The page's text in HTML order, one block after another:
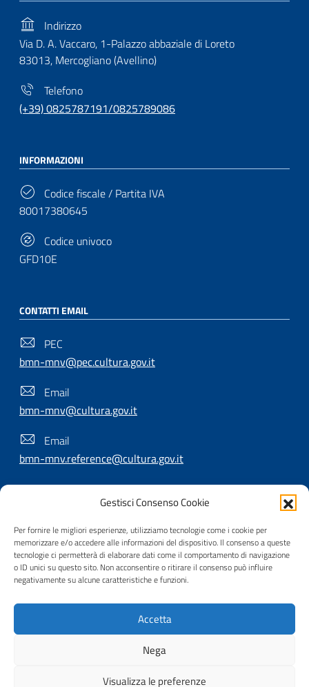
Gestisci Consenso Cookie
Per fornire le migliori esperienze, utilizziamo tecnologie come i cookie per
memorizzare e/o accedere alle informazioni del dispositivo. Il consenso a queste
tecnologie ci permetterà di elaborare dati come il comportamento di navigazione
o ID unici su questo sito. Non acconsentire o ritirare il consenso può influire
negativamente su alcune caratteristiche e funzioni.
Accetta
Nega
Visualizza le preferenze
Indirizzo
Via D. A. Vaccaro, 1-Palazzo abbaziale di Loreto
83013, Mercogliano (Avellino)
Telefono
(+39) 0825787191/0825789086
INFORMAZIONI
Codice fiscale / Partita IVA
80017380645
Codice univoco
GFD10E
CONTATTI EMAIL
PEC
bmn-mnv@pec.cultura.gov.it
Email
bmn-mnv@cultura.gov.it
Email
bmn-mnv.reference@cultura.gov.it
Useful Links Section
Privacy | Cookie policy | Contatti |
accessibilità | Crediti | Nota di copyright | Realizzato da